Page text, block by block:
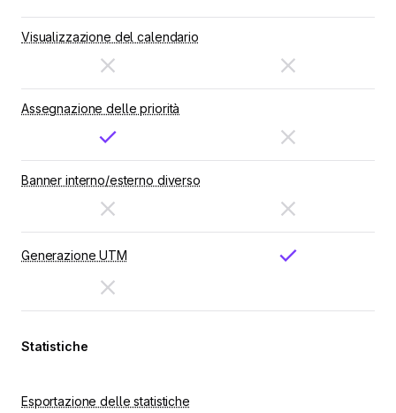
Visualizzazione del calendario
Assegnazione delle priorità
Banner interno/esterno diverso
Generazione UTM
Statistiche
Esportazione delle statistiche